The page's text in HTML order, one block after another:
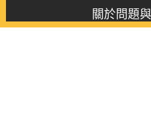
關於問題
About this